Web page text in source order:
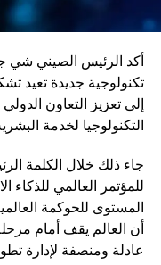
أكد الرئيس الصيني شي
تكنولوجية جديدة تعيد
إلى تعزيز التعاون
التكنولوجيا لخدمة
جاء ذلك خلال الكلمة
المستوى للحوكمة
أن العالم يقف أمام
عادلة ومنصفة لإدارة